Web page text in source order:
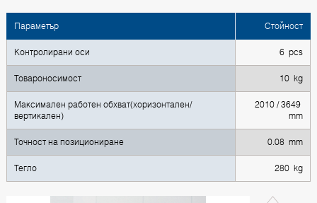
Параметър Стойност
Контролирани оси 6 pcs
Товароносимост 10 kg
Максимален работен обхват(хоризонтален/
вертикален)
2010 / 3649
mm
Точност на позициониране 0.08 mm
Тегло 280 kg